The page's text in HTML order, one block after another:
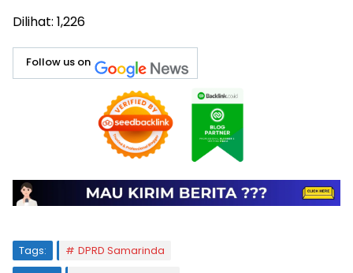
Dilihat: 1,226
Follow us on
Tags:
DPRD Samarinda